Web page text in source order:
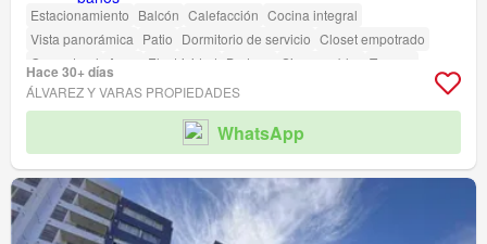
Estacionamiento Balcón Calefacción Cocina integral
Vista panorámica Patio Dormitorio de servicio Closet empotrado
Gas natural
Agua Electricidad Bodega Sin amueblar
Terraza
Seguridad Piscina Área para niños
Caseta de vigilancia
Hace 30+ días
ÁLVAREZ Y VARAS PROPIEDADES
WhatsApp